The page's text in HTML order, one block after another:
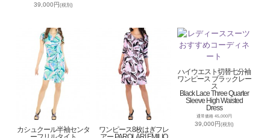
39,000円(税別)
カシュクール半袖センタ
ワンピース8枚はぎフレ
ハイウエスト切替七分袖
ワンピース ブラックレー
ス
Black Lace Three Quarter
Sleeve High Waisted
Dress
通常価格 45,000円
39,000円(税別)